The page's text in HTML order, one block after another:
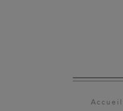
Accueil